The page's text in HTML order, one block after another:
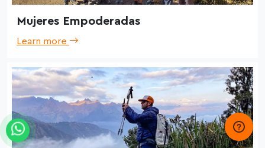
Mujeres Empoderadas
Learn more